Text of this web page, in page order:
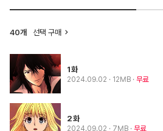
40개 선택 구매
1화
2024.09.02 · 12MB 무료
2화
2024.09.02 · 7MB 무료